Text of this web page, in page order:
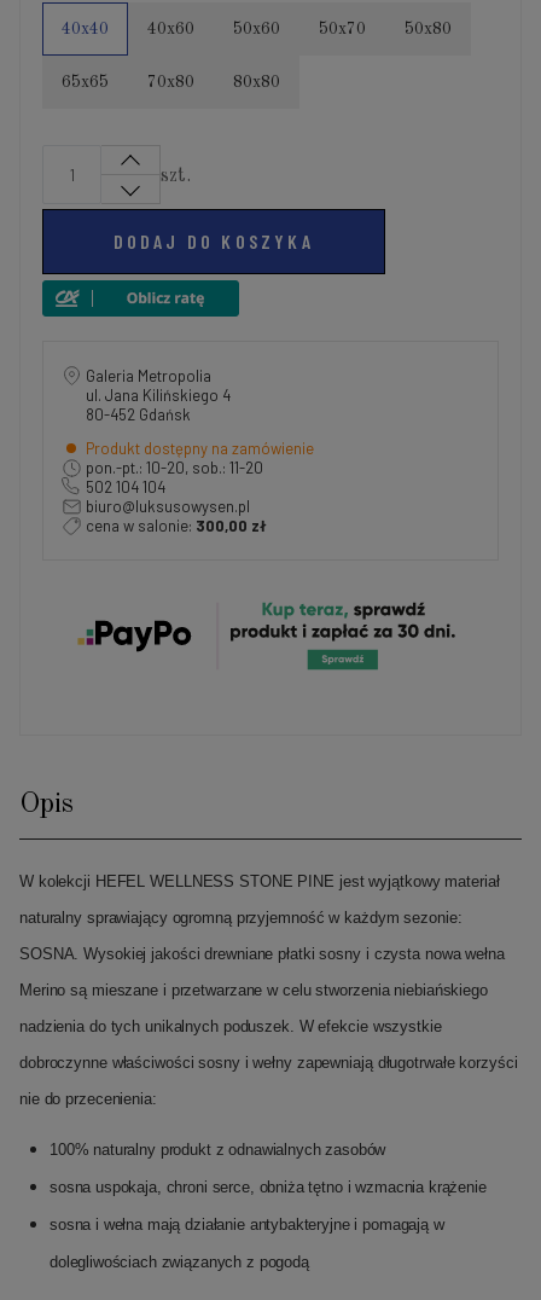
40x40 40x60 50x60 50x70 50x80
65x65 70x80 80x80
szt.
DODAJ DO KOSZYKA
Galeria Metropolia
ul. Jana Kilińskiego 4
80-452 Gdańsk
Produkt dostępny na zamówienie
pon.-pt.: 10-20, sob.: 11-20
502 104 104
biuro@luksusowysen.pl
cena w salonie: 300,00 zł
Opis
W kolekcji HEFEL WELLNESS STONE PINE jest wyjątkowy materiał
naturalny sprawiający ogromną przyjemność w każdym sezonie:
SOSNA. Wysokiej jakości drewniane płatki sosny i czysta nowa wełna
Merino są mieszane i przetwarzane w celu stworzenia niebiańskiego
nadzienia do tych unikalnych poduszek. W efekcie wszystkie
dobroczynne właściwości sosny i wełny zapewniają długotrwałe korzyści
nie do przecenienia:
100% naturalny produkt z odnawialnych zasobów
sosna uspokaja, chroni serce, obniża tętno i wzmacnia krążenie
sosna i wełna mają działanie antybakteryjne i pomagają w
dolegliwościach związanych z pogodą